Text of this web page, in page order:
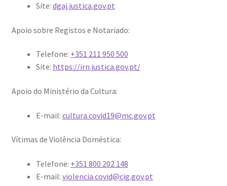
Site: dgaj.justica.gov.pt
Apoio sobre Registos e Notariado:
Telefone: +351 211 950 500
Site: https://irn.justica.gov.pt/
Apoio do Ministério da Cultura:
E-mail: cultura.covid19@mc.gov.pt
Vítimas de Violência Doméstica:
Telefone: +351 800 202 148
E-mail: violencia.covid@cig.gov.pt